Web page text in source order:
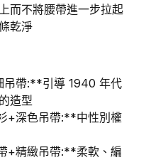
而不將腰帶進一步拉起
乾淨
帶:**引導 1940 年代
造型
+深色吊帶:**中性別權
+精緻吊帶:**柔軟、編